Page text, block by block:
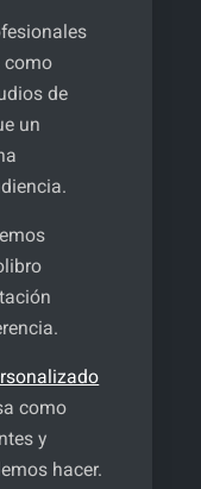
de
un
como
y
hacer.